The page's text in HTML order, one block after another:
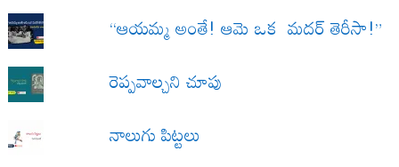
“ఆయమ్మ అంతే! ఆమె ఒక మదర్ తెరీసా!”
రెప్పవాల్చని చూపు
నాలుగు పిట్టలు